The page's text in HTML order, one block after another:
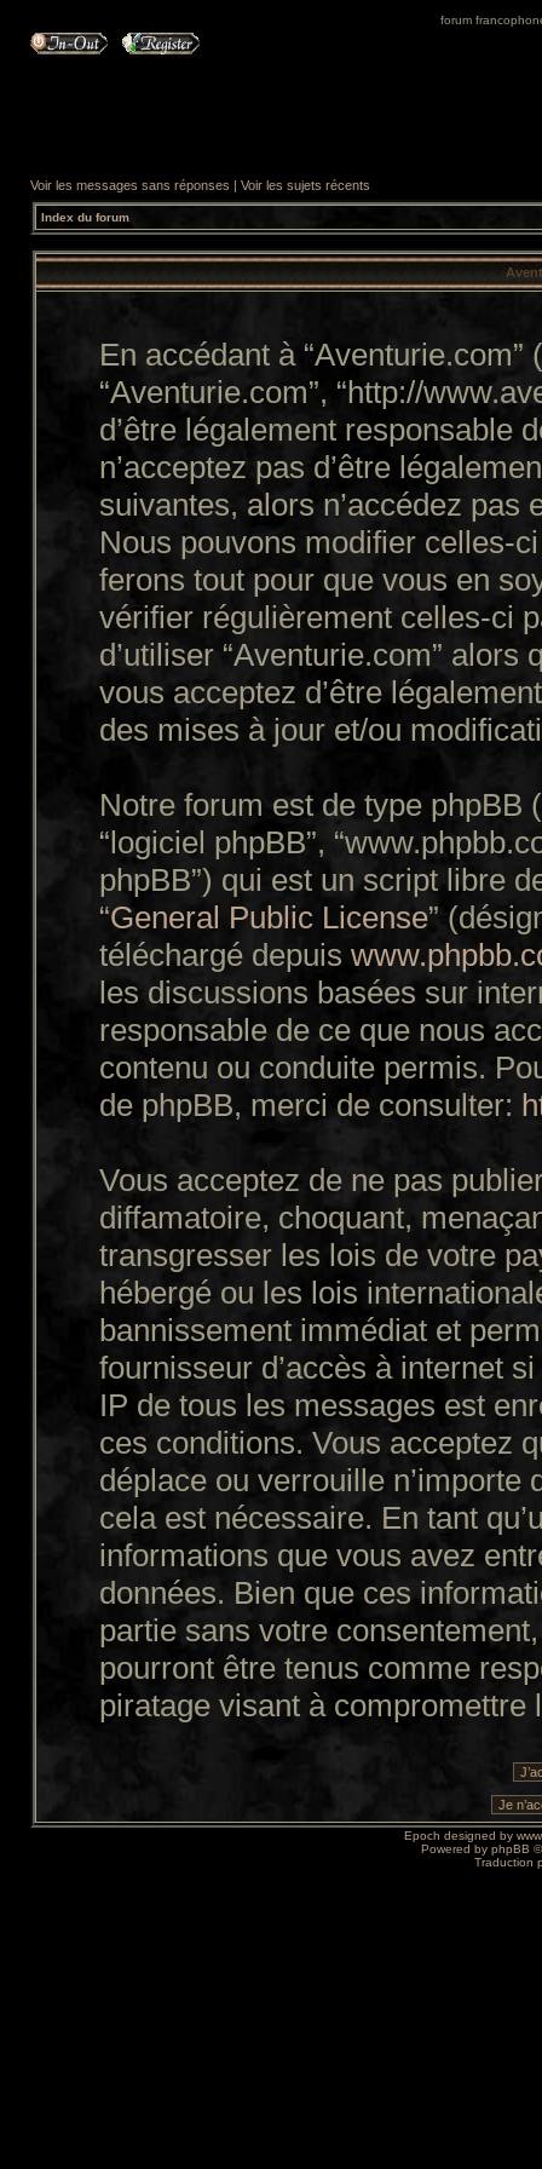
forum
Voir les messages sans réponses | Voir les sujets récents
Index du forum
En accédant à “Aventurie.com”
“Aventurie.com”, “http://
d’être légalement responsable
n’acceptez pas d’être
suivantes, alors n’accédez pas
Nous pouvons modifier celles-
ferons tout pour que vous en
vérifier régulièrement celles-ci
d’utiliser “Aventurie.com”
vous acceptez d’être
des mises à jour et/ou
Notre forum est de type phpBB
“logiciel phpBB”,
phpBB”) qui est un script libre
“General Public License”
téléchargé depuis
les discussions basées sur
responsable de ce que nous
contenu ou conduite permis.
de phpBB, merci de consulter:
Vous acceptez de ne pas
diffamatoire, choquant,
transgresser les lois de votre
hébergé ou les lois
bannissement immédiat et
fournisseur d’accès à internet
IP de tous les messages est
ces conditions. Vous acceptez
déplace ou verrouille
cela est nécessaire. En tant
informations que vous avez
données. Bien que ces
partie sans votre
pourront être tenus comme
piratage visant à compromettre
Epoch designed by
Powered by phpBB
Traduction